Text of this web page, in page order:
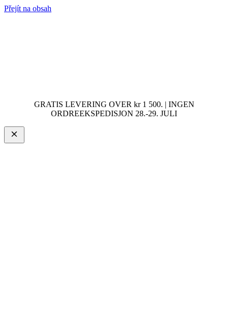
Přejít na obsah
GRATIS LEVERING OVER kr 1 500. | INGEN
ORDREEKSPEDISJON 28.-29. JULI